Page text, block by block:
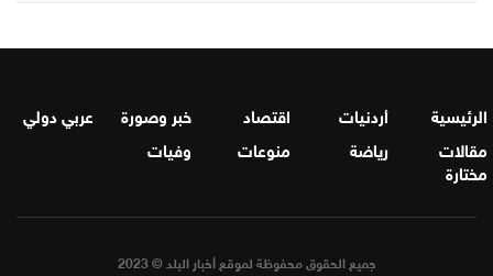
الرئيسية أردنيات اقتصاد خبر وصورة
عربي دولي
مقالات
مختارة
رياضة منوعات وفيات
جميع الحقوق محفوظة لموقع أخبار البلد © 2023